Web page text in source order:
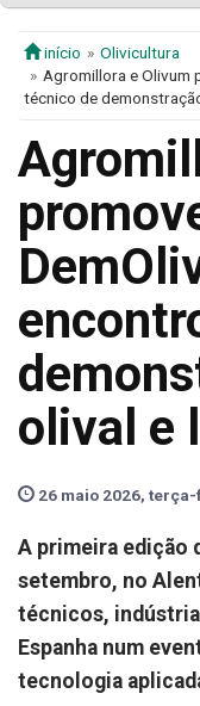
início
Olivicultura
Agromillora e Olivum
técnico de
olival e
26 maio 2026,
A primeira edição
setembro, no
técnicos,
Espanha num
tecnologia